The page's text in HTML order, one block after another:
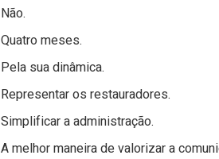
Não.
Quatro meses.
Pela sua dinâmica.
Representar os restauradores.
Simplificar a administração.
A melhor maneira de valorizar a